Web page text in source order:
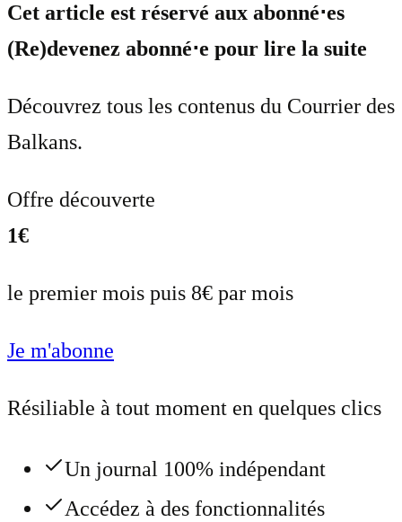
Cet article est réservé aux abonné⋅es
(Re)devenez abonné⋅e pour lire la suite
Découvrez tous les contenus du Courrier des
Balkans.
Offre découverte
1€
le premier mois puis 8€ par mois
Je m'abonne
Résiliable à tout moment en quelques clics
Un journal 100% indépendant
Accédez à des fonctionnalités